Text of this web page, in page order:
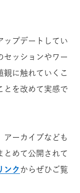
ップデートしてい
セッションやワー
観に触れていくこ
とを改めて実感で
アーカイブなども
とめて公開されて
ンクからぜひご覧